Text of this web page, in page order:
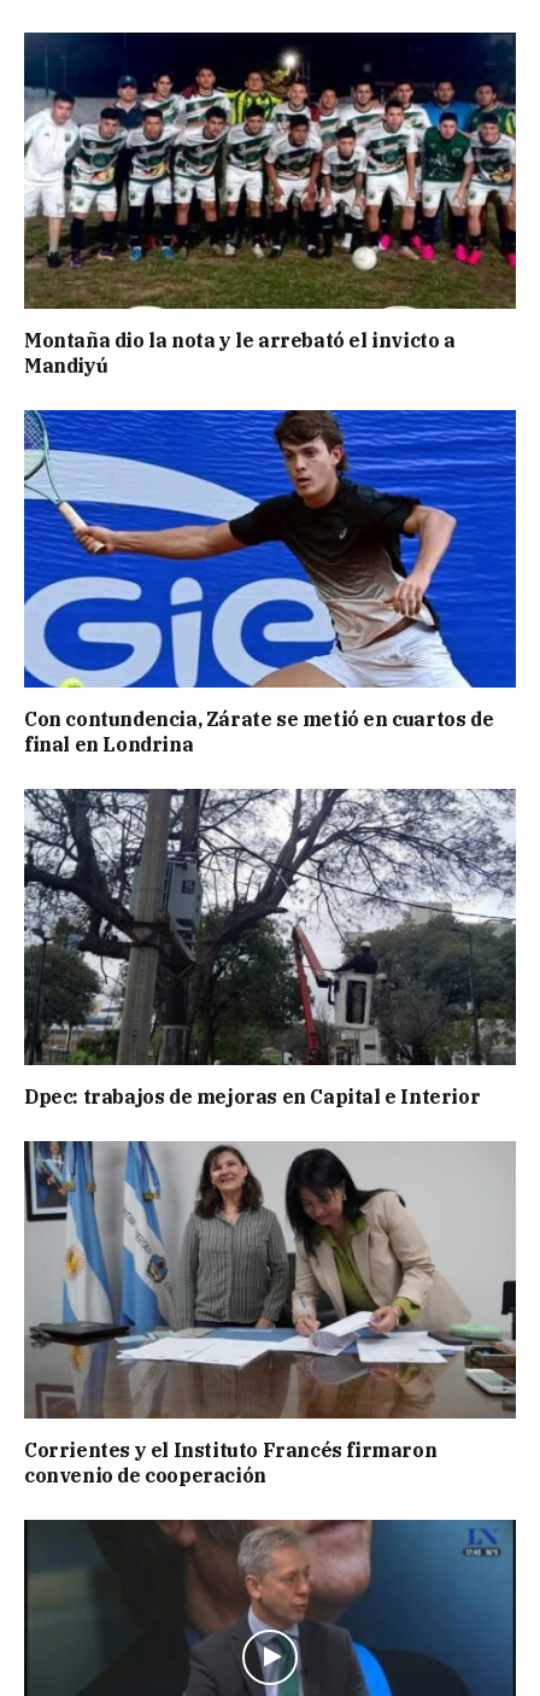
Montaña dio la nota y le arrebató el invicto a
Mandiyú
Con contundencia, Zárate se metió en cuartos de
final en Londrina
Dpec: trabajos de mejoras en Capital e Interior
Corrientes y el Instituto Francés firmaron
convenio de cooperación